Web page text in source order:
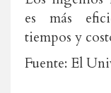
es más
tiempos y
Fuente: El